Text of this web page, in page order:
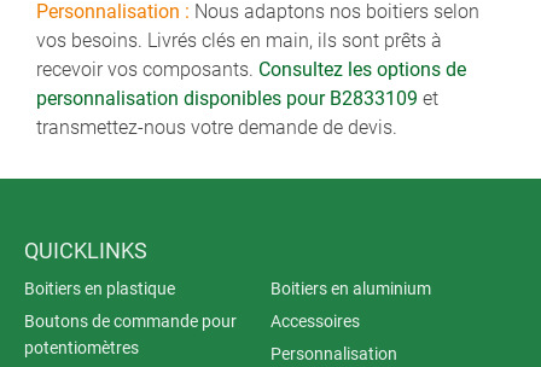
Personnalisation : Nous adaptons nos boitiers selon
vos besoins. Livrés clés en main, ils sont prêts à
recevoir vos composants. Consultez les options de
personnalisation disponibles pour B2833109 et
transmettez-nous votre demande de devis.
QUICKLINKS
Boitiers en plastique
Boitiers en aluminium
Boutons de commande pour
potentiomètres
Accessoires
Personnalisation